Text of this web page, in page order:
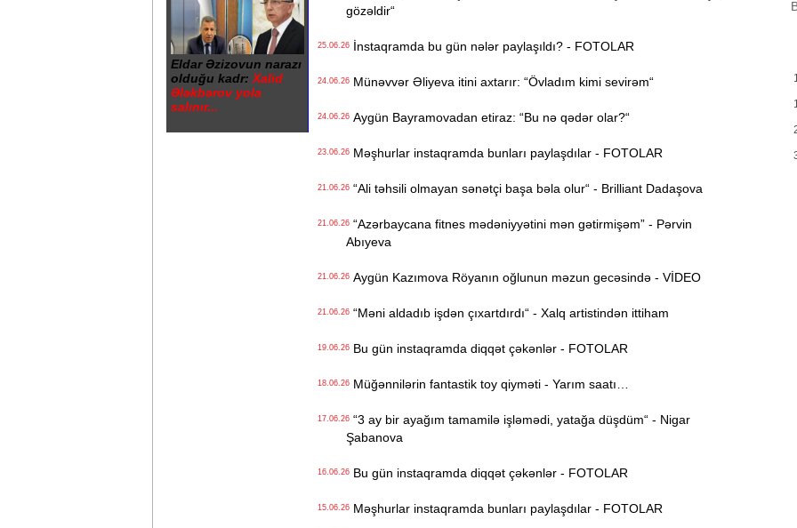
Eldar Əzizovun narazı
olduğu kadr: Xalid
Ələkbərov yola
salınır...
gözəldir“
25.06.26İnstaqramda bu gün nələr paylaşıldı? - FOTOLAR
24.06.26Münəvvər Əliyeva itini axtarır: “Övladım kimi sevirəm“
24.06.26Aygün Bayramovadan etiraz: “Bu nə qədər olar?“
23.06.26Məşhurlar instaqramda bunları paylaşdılar - FOTOLAR
21.06.26“Ali təhsili olmayan sənətçi başa bəla olur“ - Brilliant Dadaşova
21.06.26“Azərbaycana fitnes mədəniyyətini mən gətirmişəm” - Pərvin
Abıyeva
21.06.26Aygün Kazımova Röyanın oğlunun məzun gecəsində - VİDEO
21.06.26“Məni aldadıb işdən çıxartdırdı“ - Xalq artistindən ittiham
19.06.26Bu gün instaqramda diqqət çəkənlər - FOTOLAR
18.06.26Müğənnilərin fantastik toy qiyməti - Yarım saatı…
17.06.26“3 ay bir ayağım tamamilə işləmədi, yatağa düşdüm“ - Nigar
Şabanova
16.06.26Bu gün instaqramda diqqət çəkənlər - FOTOLAR
15.06.26Məşhurlar instaqramda bunları paylaşdılar - FOTOLAR